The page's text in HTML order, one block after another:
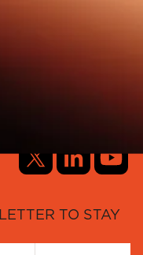
TO STAY